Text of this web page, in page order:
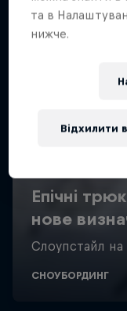
та в
нижче.
Відхилити